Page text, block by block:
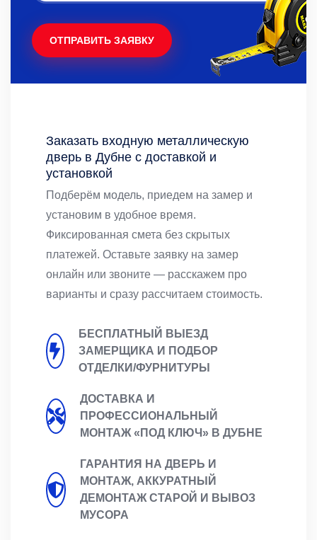
Заказать входную металлическую
дверь в Дубне с доставкой и
установкой
Подберём модель, приедем на замер и
установим в удобное время.
Фиксированная смета без скрытых
платежей. Оставьте заявку на замер
онлайн или звоните — расскажем про
варианты и сразу рассчитаем стоимость.
БЕСПЛАТНЫЙ ВЫЕЗД
ЗАМЕРЩИКА И ПОДБОР
ОТДЕЛКИ/ФУРНИТУРЫ
ДОСТАВКА И
ПРОФЕССИОНАЛЬНЫЙ
МОНТАЖ «ПОД КЛЮЧ» В ДУБНЕ
ГАРАНТИЯ НА ДВЕРЬ И
МОНТАЖ, АККУРАТНЫЙ
ДЕМОНТАЖ СТАРОЙ И ВЫВОЗ
МУСОРА
ОТПРАВИТЬ ЗАЯВКУ